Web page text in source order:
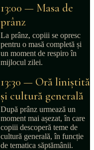
13:00 — Masa de
prânz
La prânz, copiii se opresc
pentru o masă completă și
un moment de respiro în
mijlocul zilei.
13:30 — Oră liniștită
și cultură generală
După prânz urmează un
moment mai așezat, în care
copiii descoperă teme de
cultură generală, în funcție
de tematica săptămânii.